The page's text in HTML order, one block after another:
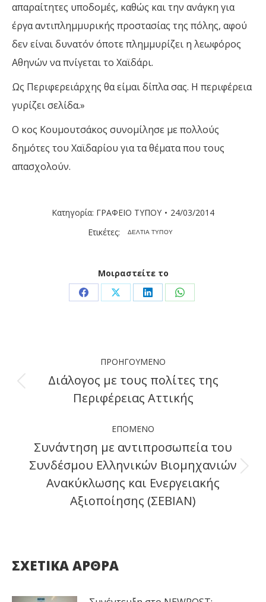
απαραίτητες υποδομές, καθώς και την ανάγκη για
έργα αντιπλημμυρικής προστασίας της πόλης, αφού
δεν είναι δυνατόν όποτε πλημμυρίζει η λεωφόρος
Αθηνών να πνίγεται το Χαϊδάρι.
Ως Περιφερειάρχης θα είμαι δίπλα σας. Η περιφέρεια
γυρίζει σελίδα.»
Ο κος Κουμουτσάκος συνομίλησε με πολλούς
δημότες του Χαϊδαρίου για τα θέματα που τους
απασχολούν.
Κατηγορία: ΓΡΑΦΕΙΟ ΤΥΠΟΥ
24/03/2014
Ετικέτες:
ΔΕΛΤΙΑ ΤΥΠΟΥ
Μοιραστείτε το
Share Share Share Share
navigation
ΠΡΟΗΓΟΎΜΕΝΟ
Previous
post:
Διάλογος με τους πολίτες της
Περιφέρειας Αττικής
ΕΠΌΜΕΝΟ
Next
Συνάντηση με αντιπροσωπεία του
Συνδέσμου Ελληνικών Βιομηχανιών
Ανακύκλωσης και Ενεργειακής
Αξιοποίησης (ΣΕΒΙΑΝ)
ΣΧΕΤΙΚΑ ΑΡΘΡΑ